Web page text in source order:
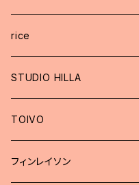
rice
STUDIO HILLA
TOIVO
フィンレイソン